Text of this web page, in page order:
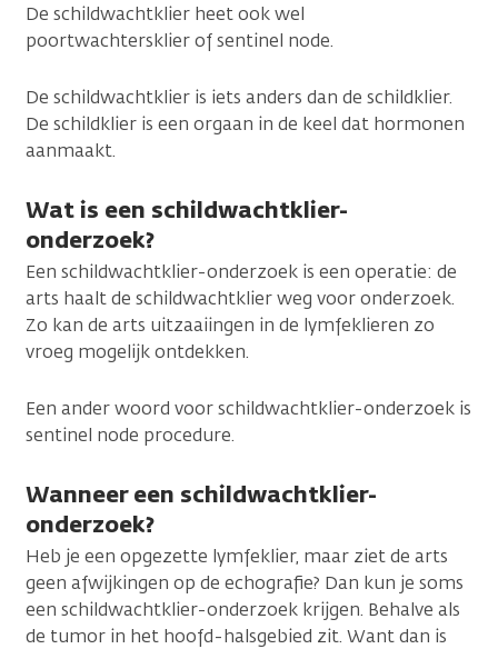
De schildwachtklier heet ook wel
poortwachtersklier of sentinel node.
De schildwachtklier is iets anders dan de schildklier.
De schildklier is een orgaan in de keel dat hormonen
aanmaakt.
Wat is een schildwachtklier-
onderzoek?
Een schildwachtklier-onderzoek is een operatie: de
arts haalt de schildwachtklier weg voor onderzoek.
Zo kan de arts uitzaaiingen in de lymfeklieren zo
vroeg mogelijk ontdekken.
Een ander woord voor schildwachtklier-onderzoek is
sentinel node procedure.
Wanneer een schildwachtklier-
onderzoek?
Heb je een opgezette lymfeklier, maar ziet de arts
geen afwijkingen op de echografie? Dan kun je soms
een schildwachtklier-onderzoek krijgen. Behalve als
de tumor in het hoofd-halsgebied zit. Want dan is